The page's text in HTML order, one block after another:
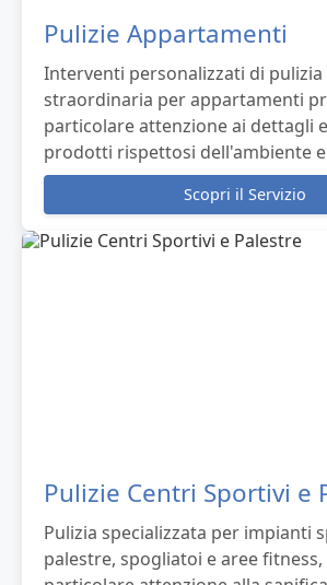
Pulizie Appartamenti
Interventi personalizzati di
straordinaria per appartamenti
particolare attenzione ai dettagli
prodotti rispettosi dell'ambiente
Scopri il Servizio
Pulizie Centri Sportivi e
Pulizia specializzata per impianti
palestre, spogliatoi e aree fitness,